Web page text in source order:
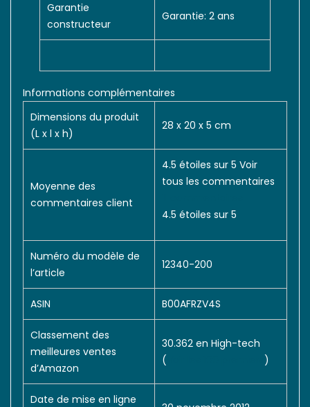
Garantie
constructeur
Garantie: 2 ans
Informations complémentaires
Dimensions du produit
(L x l x h)
28 x 20 x 5 cm
Moyenne des
commentaires client
4.5 étoiles sur 5 Voir
tous les commentaires
4.5 étoiles sur 5
Numéro du modèle de
l’article
12340-200
ASIN B00AFRZV4S
Classement des
meilleures ventes
d’Amazon
30.362 en High-tech
(
)
Date de mise en ligne